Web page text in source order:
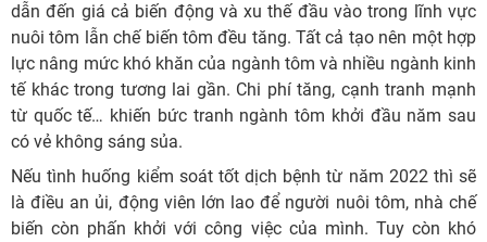
dẫn đến giá cả biến động và xu thế đầu vào trong lĩnh vực
nuôi tôm lẫn chế biến tôm đều tăng. Tất cả tạo nên một hợp
lực nâng mức khó khăn của ngành tôm và nhiều ngành kinh
tế khác trong tương lai gần. Chi phí tăng, cạnh tranh mạnh
từ quốc tế… khiến bức tranh ngành tôm khởi đầu năm sau
có vẻ không sáng sủa.
Nếu tình huống kiểm soát tốt dịch bệnh từ năm 2022 thì sẽ
là điều an ủi, động viên lớn lao để người nuôi tôm, nhà chế
biến còn phấn khởi với công việc của mình. Tuy còn khó